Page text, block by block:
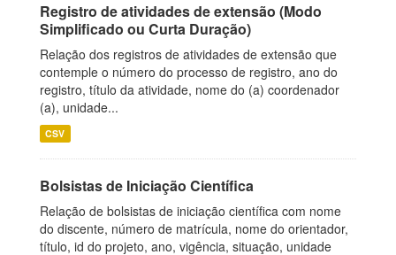
Registro de atividades de extensão (Modo
Simplificado ou Curta Duração)
Relação dos registros de atividades de extensão que
contemple o número do processo de registro, ano do
registro, título da atividade, nome do (a) coordenador
(a), unidade...
CSV
Bolsistas de Iniciação Científica
Relação de bolsistas de iniciação científica com nome
do discente, número de matrícula, nome do orientador,
título, id do projeto, ano, vigência, situação, unidade